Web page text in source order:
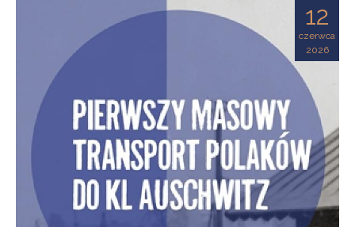
12
czerwca
2026